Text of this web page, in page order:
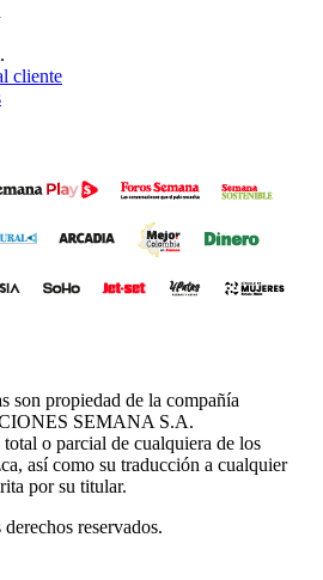
cliente
son propiedad de la compañía
SEMANA S.A.
o parcial de cualquiera de los
así como su traducción a cualquier
por su titular.
reservados.